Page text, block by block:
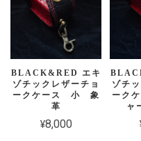
BLACK&RED エキ
ゾチックレザーチョ
ークケース 小 象
革
¥8,000
ゾチ
ーク
ャ